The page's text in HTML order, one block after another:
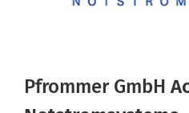
Pfrommer GmbH